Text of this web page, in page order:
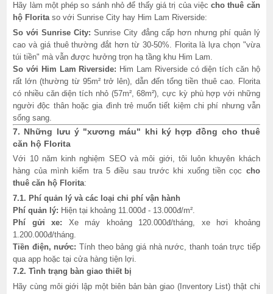
Hãy làm một phép so sánh nhỏ để thấy giá trị của việccho thuê căn
hộ Floritaso với Sunrise City hay Him Lam Riverside:
So với Sunrise City: Sunrise City đẳng cấp hơn nhưng phí quản lý
cao và giá thuê thường đắt hơn từ 30-50%. Florita là lựa chọn "vừa
túi tiền" mà vẫn được hưởng trọn hạ tầng khu Him Lam.
So với Him Lam Riverside: Him Lam Riverside có diện tích căn hộ
rất lớn (thường từ 95m² trở lên), dẫn đến tổng tiền thuê cao. Florita
có nhiều căn diện tích nhỏ (57m², 68m²), cực kỳ phù hợp với những
người độc thân hoặc gia đình trẻ muốn tiết kiệm chi phí nhưng vẫn
sống sang.
7. Những lưu ý "xương máu" khi ký hợp đồng cho thuê
căn hộ Florita
Với 10 năm kinh nghiệm SEO và môi giới, tôi luôn khuyên khách
hàng của mình kiểm tra 5 điều sau trước khi xuống tiền cọc cho
thuê căn hộ Florita:
7.1. Phí quản lý và các loại chi phí vận hành
Phí quản lý: Hiện tại khoảng 11.000đ - 13.000đ/m².
Phí gửi xe: Xe máy khoảng 120.000đ/tháng, xe hơi khoảng
1.200.000đ/tháng.
Tiền điện, nước: Tính theo bảng giá nhà nước, thanh toán trực tiếp
qua app hoặc tại cửa hàng tiện lợi.
7.2. Tình trạng bàn giao thiết bị
Hãy cùng môi giới lập một biên bản bàn giao (Inventory List) thật chi